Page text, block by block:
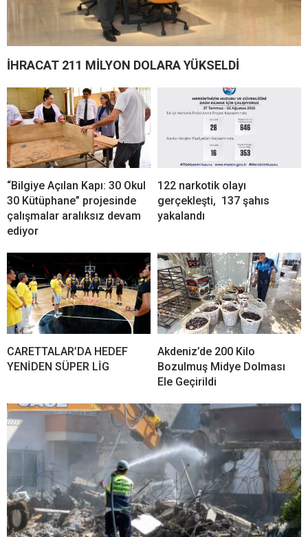
İHRACAT 211 MİLYON DOLARA YÜKSELDİ
“Bilgiye Açılan Kapı: 30 Okul
30 Kütüphane” projesinde
çalışmalar aralıksız devam
ediyor
122 narkotik olayı
gerçekleşti, 137 şahıs
yakalandı
CARETTALAR’DA HEDEF
YENİDEN SÜPER LİG
Akdeniz’de 200 Kilo
Bozulmuş Midye Dolması
Ele Geçirildi